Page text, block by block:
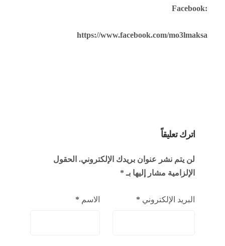
Facebook:
https://www.facebook.com/mo3lmaksa
اترك تعليقاً
لن يتم نشر عنوان بريدك الإلكتروني. الحقول
الإلزامية مشار إليها بـ *
الاسم * البريد الإلكتروني *